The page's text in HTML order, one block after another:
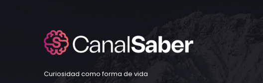
Curiosidad como forma de vida